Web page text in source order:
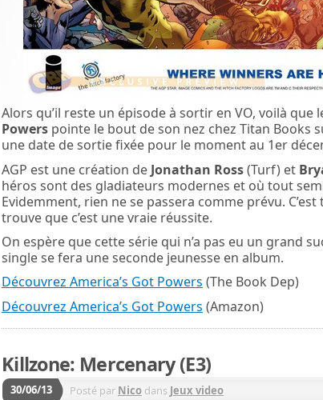
Alors qu’il reste un épisode à sortir en VO, voilà que
Powers pointe le bout de son nez chez Titan Books
une date de sortie fixée pour le moment au 1er
AGP est une création de Jonathan Ross(Turf) et
héros sont des gladiateurs modernes et où tout
Evidemment, rien ne se passera comme prévu.
trouve que c’est une vraie réussite.
On espère que cette série qui n’a pas eu un grand
single se fera une seconde jeunesse en album.
Découvrez America’s Got Powers (The Book Dep)
Découvrez America’s Got Powers (Amazon)
Killzone: Mercenary (E3)
30/06/13 Posté par Nico dans Jeux video